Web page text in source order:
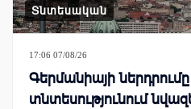
Տնտեսական
17:06 07/08/26
Գերմանիայի
տնտեսությունում